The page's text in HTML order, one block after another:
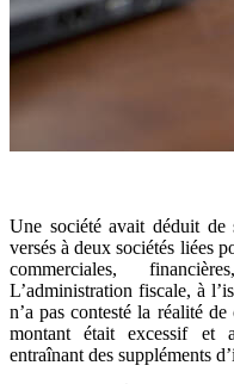
Une société avait déduit de
versés à deux sociétés liées
commerciales,
L’administration fiscale, à
n’a pas contesté la réalité
montant était excessif et
entraînant des suppléments